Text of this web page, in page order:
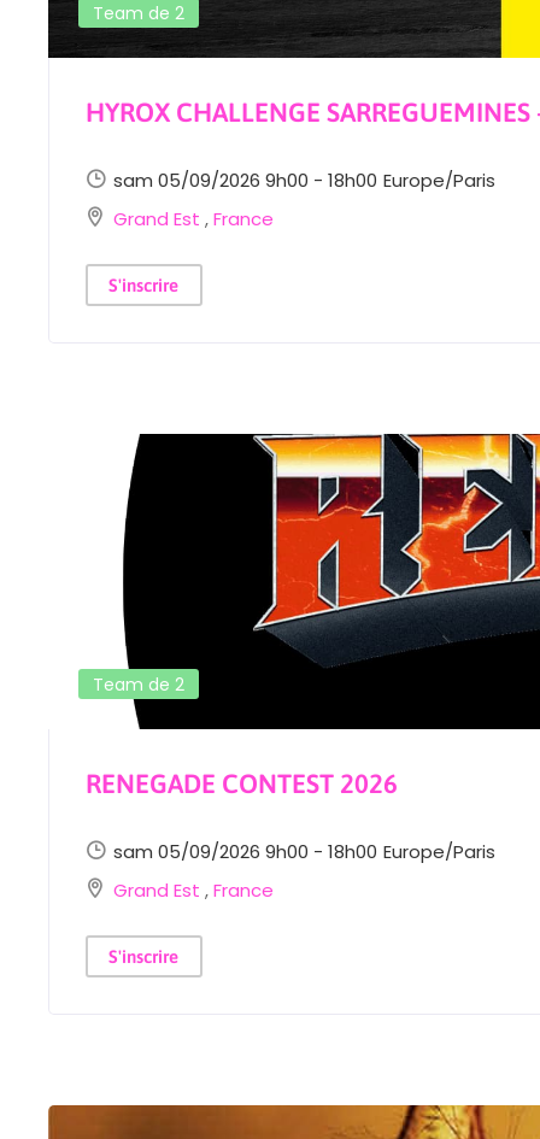
Team de 2
HYROX CHALLENGE
sam 05/09/2026 9h00 - 18h00 Europe/Paris
Grand Est ,France
S'inscrire
Team de 2
RENEGADE CONTEST 2026
sam 05/09/2026 9h00 - 18h00 Europe/Paris
Grand Est ,France
S'inscrire